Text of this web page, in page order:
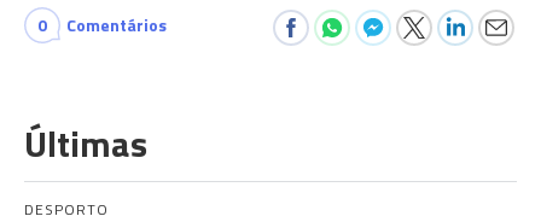
0 Comentários
Últimas
DESPORTO